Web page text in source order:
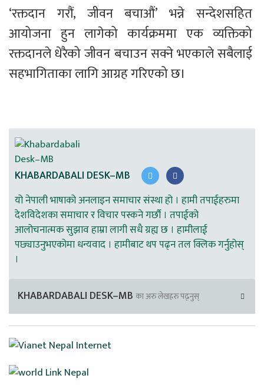
‘रक्तदान गरौं, जीवन बचाऔं’ भन्ने सन्देशसहित
आयोजना हुन लागेको कार्यक्रममा एक व्यक्तिको
रक्तदानले धेरैको जीवन बचाउन सक्ने भएकाले सबैलाई
सहभागिताका लागि आग्रह गरिएको छ।
KHABARDABALI DESK–MB
यो नेपाली भाषाको अनलाइन समाचार संस्था हो । हामी तपाईहरुमा
देशविदेशका समाचार र विचार पस्कने गर्छौ । तपाईको
आलोचनात्मक सुझाव हाम्रा लागी सधै ग्रह्य छ । हामीलाई
पछ्याउनुभएकोमा धन्यवाद । हामीबाट थप पढ्न तल क्लिक गर्नुहोस्
।
KHABARDABALI DESK–MB का अरु लेखहरु पढ्नुस्